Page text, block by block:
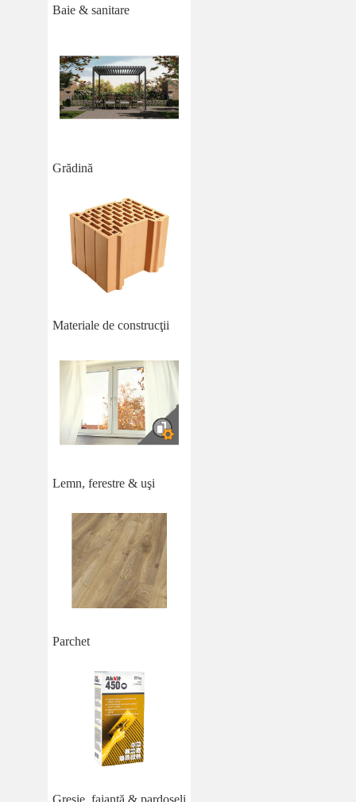
Baie & sanitare
Grădină
Materiale de construcţii
Lemn, ferestre & uşi
Parchet
Gresie, faianță & pardoseli